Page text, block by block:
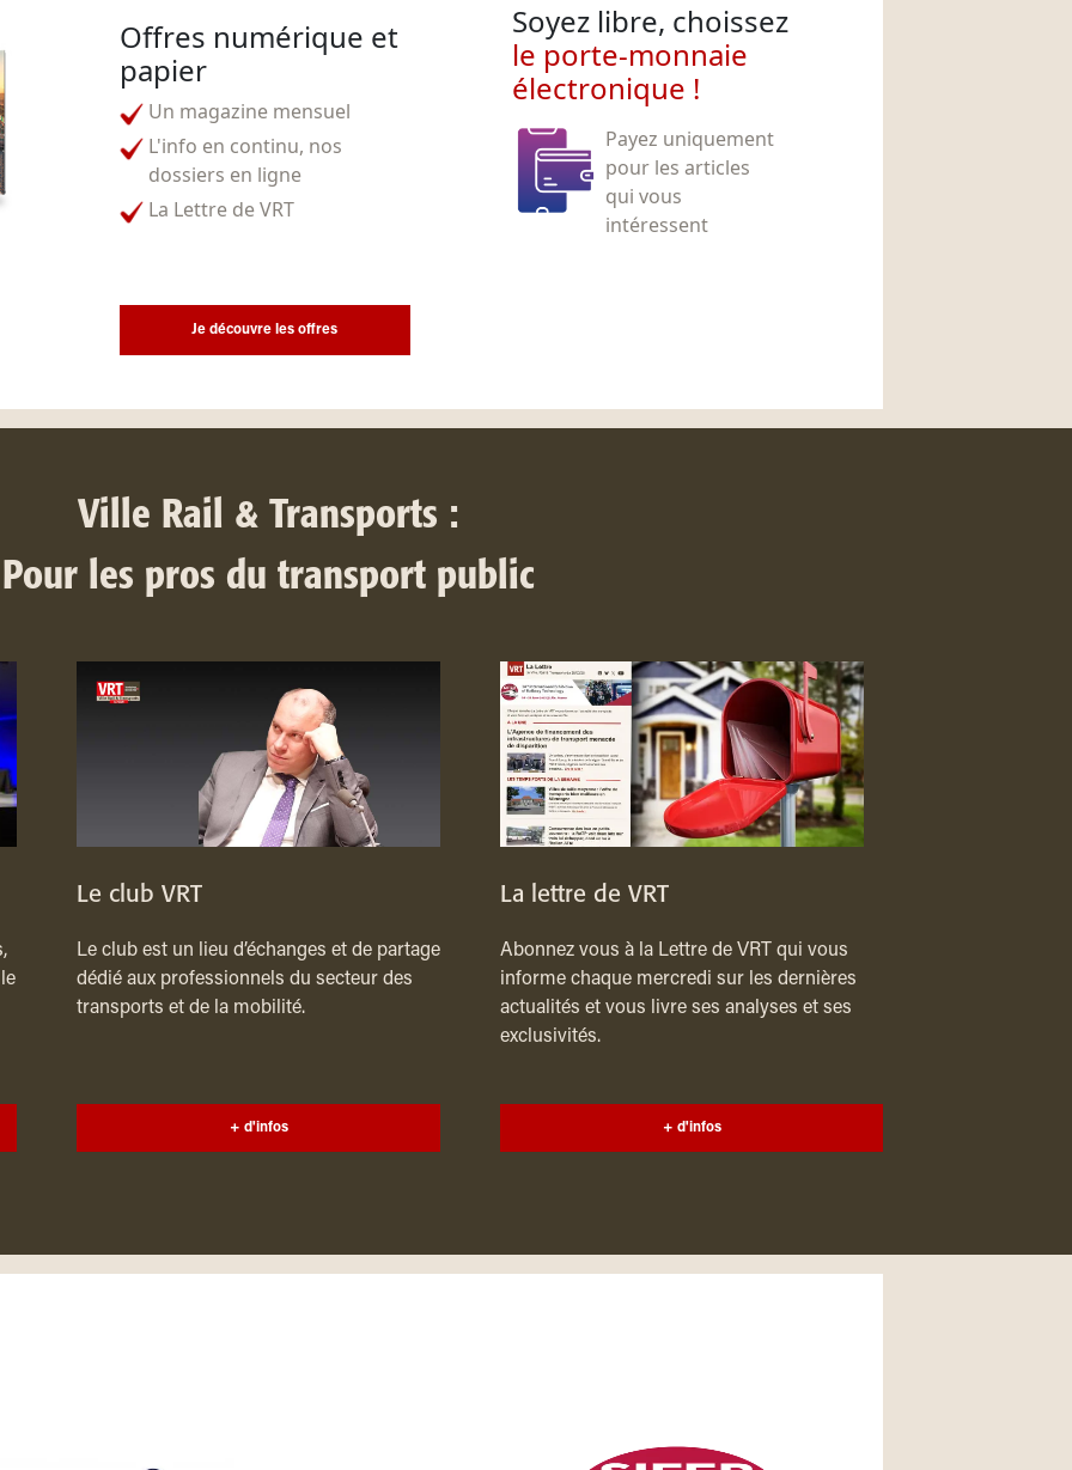
Offres numérique et
papier
Un magazine mensuel
L'info en continu, nos
dossiers en ligne
La Lettre de VRT
Soyez libre, choissez
le porte-monnaie
électronique !
Payez uniquement
pour les articles
qui vous
intéressent
Je découvre les offres
Ville Rail & Transports :
Pour les pros du transport public
Le club VRT
Le club est un lieu d’échanges et de partage
dédié aux professionnels du secteur des
transports et de la mobilité.
+ d'infos
La lettre de VRT
Abonnez vous à la Lettre de VRT qui vous
informe chaque mercredi sur les dernières
actualités et vous livre ses analyses et ses
exclusivités.
+ d'infos